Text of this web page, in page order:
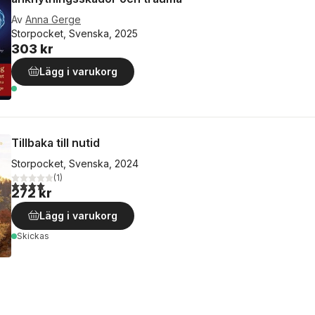
Av Anna Gerge
Storpocket, Svenska, 2025
303 kr
Lägg i varukorg
Tillbaka till nutid
Storpocket, Svenska, 2024
4,0utav 5 stjärnor. Totalt antal röster:
(1)
272 kr
Lägg i varukorg
Skickas